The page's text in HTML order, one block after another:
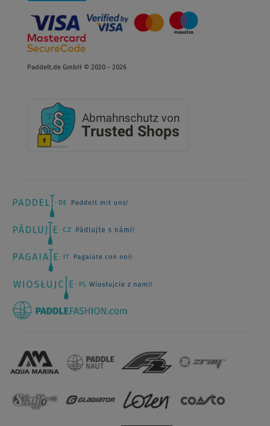
Paddelt.de GmbH © 2020 - 2026